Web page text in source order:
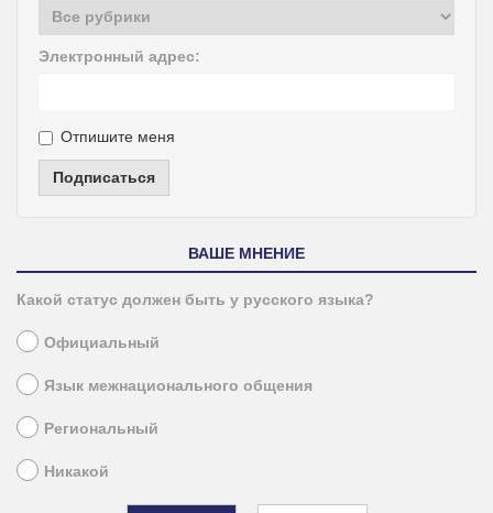
Электронный адрес:
Отпишите меня
Подписаться
ВАШЕ МНЕНИЕ
Какой статус должен быть у русского языка?
Официальный
Язык межнационального общения
Региональный
Никакой